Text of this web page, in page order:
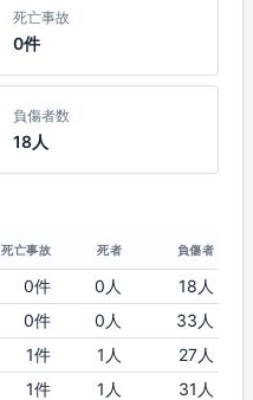
死亡事故
0件
負傷者数
18人
死亡事故 死者 負傷者
0件 0人
18人
0件 0人
33人
1件 1人
27人
1件 1人
31人